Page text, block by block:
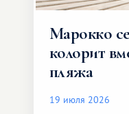
Марокко
колорит
пляжа
19 июля 2026